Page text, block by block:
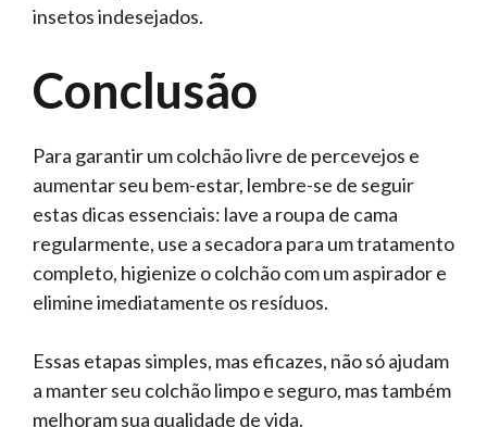
insetos indesejados.
Conclusão
Para garantir um colchão livre de percevejos e
aumentar seu bem-estar, lembre-se de seguir
estas dicas essenciais: lave a roupa de cama
regularmente, use a secadora para um tratamento
completo, higienize o colchão com um aspirador e
elimine imediatamente os resíduos.
Essas etapas simples, mas eficazes, não só ajudam
a manter seu colchão limpo e seguro, mas também
melhoram sua qualidade de vida.